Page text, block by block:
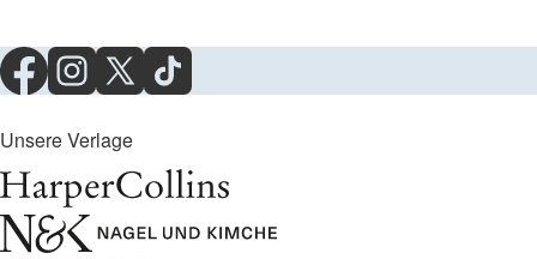
Unsere Verlage